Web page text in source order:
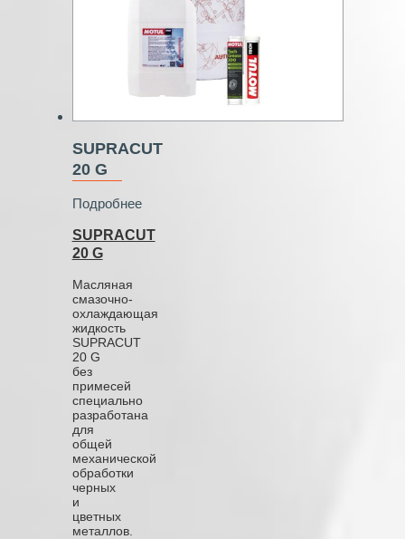
SUPRACUT
20 G
Подробнее
SUPRACUT
20 G
Масляная
смазочно-
охлаждающая
жидкость
SUPRACUT
20 G
без
примесей
специально
разработана
для
общей
механической
обработки
черных
и
цветных
металлов.